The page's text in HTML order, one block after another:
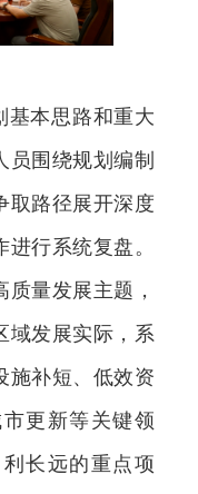
本思路和重大
围绕规划编制
取路径展开深度
行系统复盘。
量发展主题，
域发展实际，系
施补短、低效资
更新等关键领
长远的重点项